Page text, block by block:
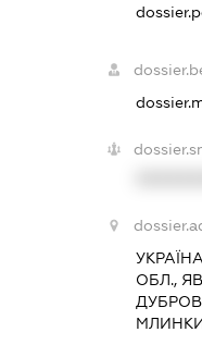
ОБЛ.,